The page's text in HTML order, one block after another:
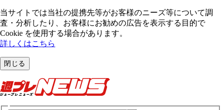
当サイトでは当社の提携先等がお客様のニーズ等について調
査・分析したり、お客様にお勧めの広告を表⽰する⽬的で
Cookie を使⽤する場合があります。
詳しくはこちら
閉じる